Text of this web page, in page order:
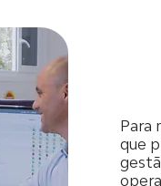
Para
que